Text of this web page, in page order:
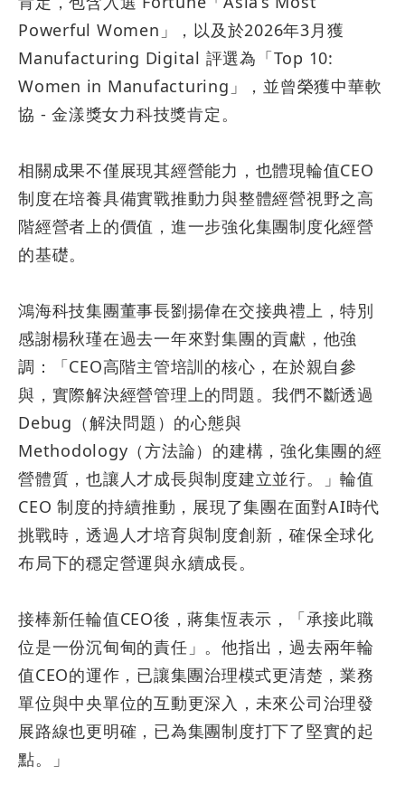
Powerful Women 」，以及於2026年3月獲
Manufacturing Digital 評選為「Top 10:
Women in Manufacturing 」，並曾榮獲中華軟
協 - 金漾獎女力科技獎肯定。
相關成果不僅展現其經營能力，也體現輪值CEO
制度在培養具備實戰推動力與整體經營視野之高
階經營者上的價值，進一步強化集團制度化經營
的基礎。
鴻海科技集團董事長劉揚偉在交接典禮上，特別
感謝楊秋瑾在過去一年來對集團的貢獻，他強
調：「CEO高階主管培訓的核心，在於親自參
與，實際解決經營管理上的問題。我們不斷透過
Debug （解決問題）的心態與
Methodology （方法論）的建構，強化集團的經
營體質，也讓人才成長與制度建立並行。」輪值
CEO 制度的持續推動，展現了集團在面對AI時代
挑戰時，透過人才培育與制度創新，確保全球化
布局下的穩定營運與永續成長。
接棒新任輪值CEO後，蔣集恆表示，「承接此職
位是一份沉甸甸的責任」。他指出，過去兩年輪
值CEO的運作，已讓集團治理模式更清楚，業務
單位與中央單位的互動更深入，未來公司治理發
展路線也更明確，已為集團制度打下了堅實的起
點。」